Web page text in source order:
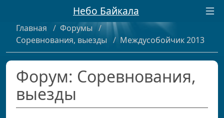
Небо Байкала
Главная / Форумы /
Соревнования, выезды / Междусобойчик 2013
Форум: Соревнования,
выезды